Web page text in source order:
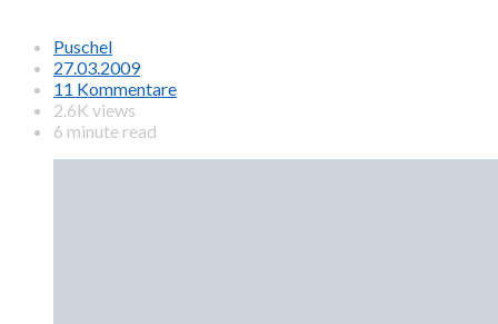
Puschel
27.03.2009
11 Kommentare
2.6K views
6 minute read